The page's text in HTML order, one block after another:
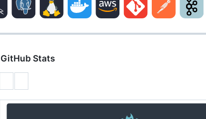
GitHub Stats